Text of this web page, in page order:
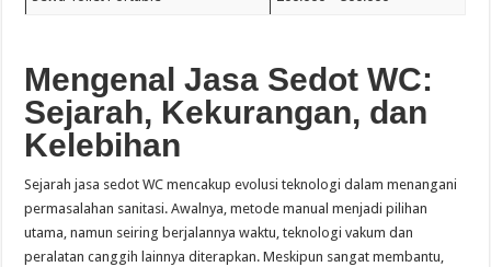
Mengenal Jasa Sedot WC:
Sejarah, Kekurangan, dan
Kelebihan
Sejarah jasa sedot WC mencakup evolusi teknologi dalam menangani
permasalahan sanitasi. Awalnya, metode manual menjadi pilihan
utama, namun seiring berjalannya waktu, teknologi vakum dan
peralatan canggih lainnya diterapkan. Meskipun sangat membantu,